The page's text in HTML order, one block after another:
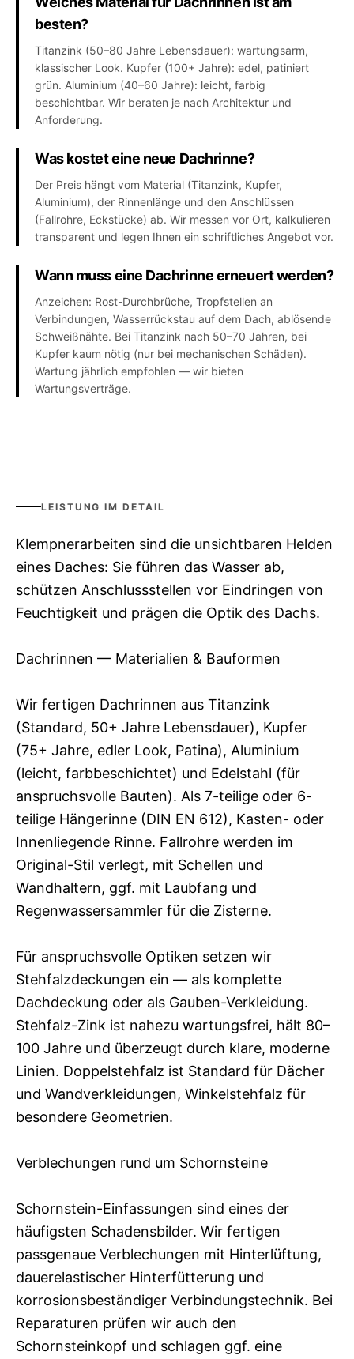
besten?
Titanzink (50–80 Jahre Lebensdauer): wartungsarm,
klassischer Look. Kupfer (100+ Jahre): edel, patiniert
grün. Aluminium (40–60 Jahre): leicht, farbig
beschichtbar. Wir beraten je nach Architektur und
Anforderung.
Was kostet eine neue Dachrinne?
Der Preis hängt vom Material (Titanzink, Kupfer,
Aluminium), der Rinnenlänge und den Anschlüssen
(Fallrohre, Eckstücke) ab. Wir messen vor Ort, kalkulieren
transparent und legen Ihnen ein schriftliches Angebot vor.
Wann muss eine Dachrinne erneuert werden?
Anzeichen: Rost-Durchbrüche, Tropfstellen an
Verbindungen, Wasserrückstau auf dem Dach, ablösende
Schweißnähte. Bei Titanzink nach 50–70 Jahren, bei
Kupfer kaum nötig (nur bei mechanischen Schäden).
Wartung jährlich empfohlen — wir bieten
Wartungsverträge.
LEISTUNG IM DETAIL
Klempnerarbeiten sind die unsichtbaren Helden
eines Daches: Sie führen das Wasser ab,
schützen Anschlussstellen vor Eindringen von
Feuchtigkeit und prägen die Optik des Dachs.
Dachrinnen — Materialien & Bauformen
Wir fertigen Dachrinnen aus Titanzink
(Standard, 50+ Jahre Lebensdauer), Kupfer
(75+ Jahre, edler Look, Patina), Aluminium
(leicht, farbbeschichtet) und Edelstahl (für
anspruchsvolle Bauten). Als 7-teilige oder 6-
teilige Hängerinne (DIN EN 612), Kasten- oder
Innenliegende Rinne. Fallrohre werden im
Original-Stil verlegt, mit Schellen und
Wandhaltern, ggf. mit Laubfang und
Regenwassersammler für die Zisterne.
Für anspruchsvolle Optiken setzen wir
Stehfalzdeckungen ein — als komplette
Dachdeckung oder als Gauben-Verkleidung.
Stehfalz-Zink ist nahezu wartungsfrei, hält 80–
100 Jahre und überzeugt durch klare, moderne
Linien. Doppelstehfalz ist Standard für Dächer
und Wandverkleidungen, Winkelstehfalz für
besondere Geometrien.
Verblechungen rund um Schornsteine
Schornstein-Einfassungen sind eines der
häufigsten Schadensbilder. Wir fertigen
passgenaue Verblechungen mit Hinterlüftung,
dauerelastischer Hinterfütterung und
korrosionsbeständiger Verbindungstechnik. Bei
Reparaturen prüfen wir auch den
Schornsteinkopf und schlagen ggf. eine